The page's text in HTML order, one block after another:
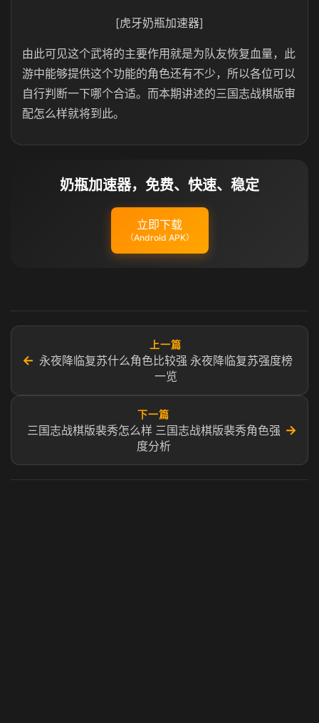
[虎牙奶瓶加速器]
由此可见这个武将的主要作用就是为队友恢复血量，此
游中能够提供这个功能的角色还有不少，所以各位可以
自行判断一下哪个合适。而本期讲述的三国志战棋版审
配怎么样就将到此。
奶瓶加速器，免费、快速、稳定
立即下载
（Android APK）
←
上一篇
永夜降临复苏什么角色比较强 永夜降临复苏强度榜
一览
下一篇
三国志战棋版裴秀怎么样 三国志战棋版裴秀角色强
度分析
→